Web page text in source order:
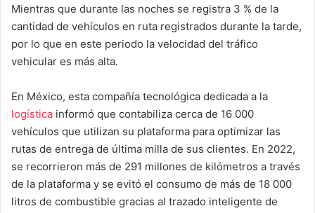
Mientras que durante las noches se registra 3 % de la
cantidad de vehículos en ruta registrados durante la tarde,
por lo que en este periodo la velocidad del tráfico
vehicular es más alta.
En México, esta compañía tecnológica dedicada a la
logística informó que contabiliza cerca de 16 000
vehículos que utilizan su plataforma para optimizar las
rutas de entrega de última milla de sus clientes. En 2022,
se recorrieron más de 291 millones de kilómetros a través
de la plataforma y se evitó el consumo de más de 18 000
litros de combustible gracias al trazado inteligente de